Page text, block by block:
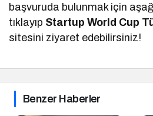
başvuruda bulunmak için
tıklayıp Startup World Cup
sitesini ziyaret edebilirsiniz!
Benzer Haberler